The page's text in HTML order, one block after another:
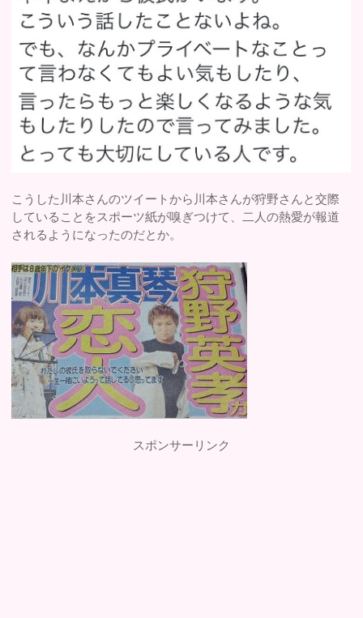
こうした川本さんのツイートから川本さんが狩野さんと交際
していることをスポーツ紙が嗅ぎつけて、二人の熱愛が報道
されるようになったのだとか。
スポンサーリンク